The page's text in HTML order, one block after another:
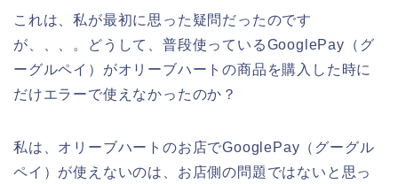
これは、私が最初に思った疑問だったのです
が、、、。どうして、普段使っているGooglePay（グ
ーグルペイ）がオリーブハートの商品を購入した時に
だけエラーで使えなかったのか？
私は、オリーブハートのお店でGooglePay（グーグル
ペイ）が使えないのは、お店側の問題ではないと思っ